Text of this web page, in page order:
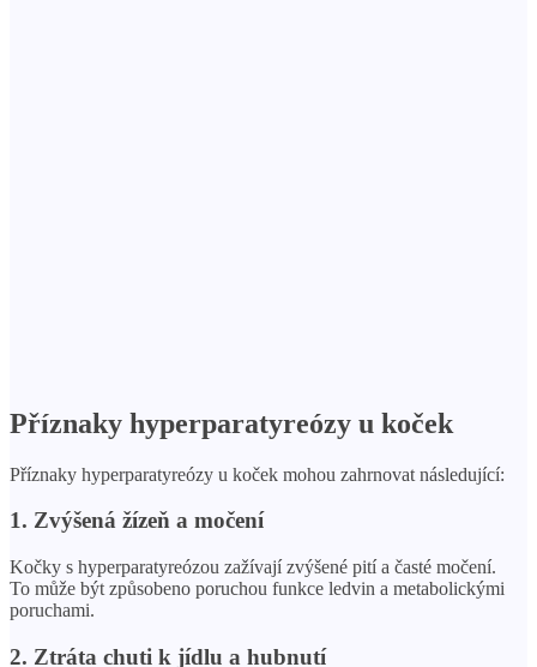
Příznaky hyperparatyreózy u koček
Příznaky hyperparatyreózy u koček mohou zahrnovat následující:
1. Zvýšená žízeň a močení
Kočky s hyperparatyreózou zažívají zvýšené pití a časté močení.
To může být způsobeno poruchou funkce ledvin a metabolickými
poruchami.
2. Ztráta chuti k jídlu a hubnutí